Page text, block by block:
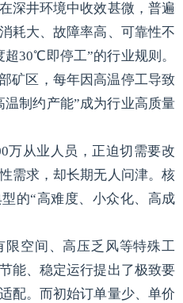
深井环境中收效甚微，普遍
耗大、故障率高、可靠性不
30℃即停工”的行业规则。
矿区，每年因高温停工导致
制约产能”成为行业高质量
万从业人员，正迫切需要改
需求，却长期无人问津。核
的“高难度、小众化、高成
空间、高压乏风等特殊工
能、稳定运行提出了极致要
配。而初始订单量少、单价